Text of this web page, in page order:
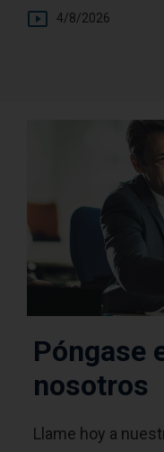
de clientes
4/8/2026
Póngase
nosotros
Llame hoy a